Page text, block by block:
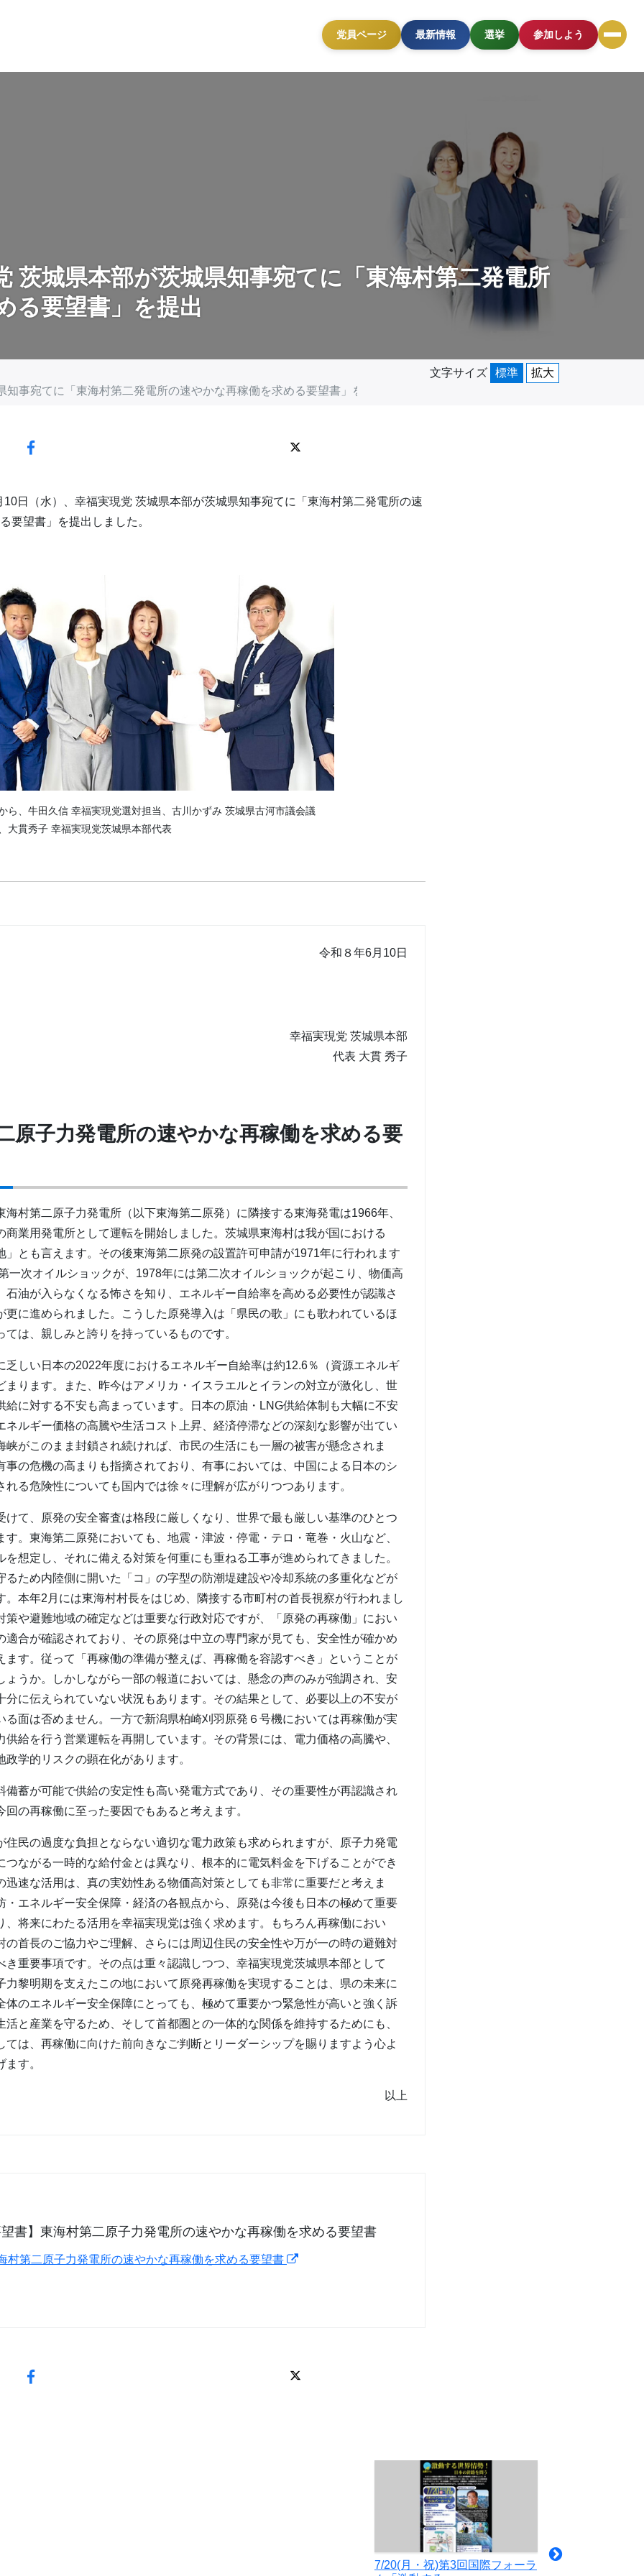
党員ページ 最新情報 選挙 参加しよう
茨城県本部が茨城県知事宛てに「東海村第二発電所
る要望書」を提出
事宛てに「東海村第二発電所の速やかな再稼働を求める要望書」を提出
文字サイズ 標準 拡大
日（水）、幸福実現党 茨城県本部が茨城県知事宛てに「東海村第二発電所の速
要望書」を提出しました。
ら、牛田久信 幸福実現党選対担当、古川かずみ 茨城県古河市議会議
大貫秀子 幸福実現党茨城県本部代表
令和８年6月10日
幸福実現党 茨城県本部
代表 大貫 秀子
原子力発電所の速やかな再稼働を求める要
海村第二原子力発電所（以下東海第二原発）に隣接する東海発電は1966年、
商業用発電所として運転を開始しました。茨城県東海村は我が国における
」とも言えます。その後東海第二原発の設置許可申請が1971年に行われます
一次オイルショックが、1978年には第二次オイルショックが起こり、物価高
石油が入らなくなる怖さを知り、エネルギー自給率を高める必要性が認識さ
更に進められました。こうした原発導入は「県民の歌」にも歌われているほ
ては、親しみと誇りを持っているものです。
乏しい日本の2022年度におけるエネルギー自給率は約12.6％（資源エネルギ
まります。また、昨今はアメリカ・イスラエルとイランの対立が激化し、世
給に対する不安も高まっています。日本の原油・LNG供給体制も大幅に不安
ネルギー価格の高騰や生活コスト上昇、経済停滞などの深刻な影響が出てい
峡がこのまま封鎖され続ければ、市民の生活にも一層の被害が懸念されま
事の危機の高まりも指摘されており、有事においては、中国による日本のシ
れる危険性についても国内では徐々に理解が広がりつつあります。
けて、原発の安全審査は格段に厳しくなり、世界で最も厳しい基準のひとつ
す。東海第二原発においても、地震・津波・停電・テロ・竜巻・火山など、
を想定し、それに備える対策を何重にも重ねる工事が進められてきました。
るため内陸側に開いた「コ」の字型の防潮堤建設や冷却系統の多重化などが
。本年2月には東海村村長をはじめ、隣接する市町村の首長視察が行われまし
策や避難地域の確定などは重要な行政対応ですが、「原発の再稼働」におい
適合が確認されており、その原発は中立の専門家が見ても、安全性が確かめ
ます。従って「再稼働の準備が整えば、再稼働を容認すべき」ということが
ょうか。しかしながら一部の報道においては、懸念の声のみが強調され、安
分に伝えられていない状況もあります。その結果として、必要以上の不安が
る面は否めません。一方で新潟県柏崎刈羽原発６号機においては再稼働が実
供給を行う営業運転を再開しています。その背景には、電力価格の高騰や、
政学的リスクの顕在化があります。
備蓄が可能で供給の安定性も高い発電方式であり、その重要性が再認識され
回の再稼働に至った要因でもあると考えます。
住民の過度な負担とならない適切な電力政策も求められますが、原子力発電
つながる一時的な給付金とは異なり、根本的に電気料金を下げることができ
迅速な活用は、真の実効性ある物価高対策としても非常に重要だと考えま
・エネルギー安全保障・経済の各観点から、原発は今後も日本の極めて重要
、将来にわたる活用を幸福実現党は強く求めます。もちろん再稼働におい
の首長のご協力やご理解、さらには周辺住民の安全性や万が一の時の避難対
き重要事項です。その点は重々認識しつつ、幸福実現党茨城県本部として
力黎明期を支えたこの地において原発再稼働を実現することは、県の未来に
体のエネルギー安全保障にとっても、極めて重要かつ緊急性が高いと強く訴
活と産業を守るため、そして首都圏との一体的な関係を維持するためにも、
ては、再稼働に向けた前向きなご判断とリーダーシップを賜りますよう心よ
す。
以上
書】東海村第二原子力発電所の速やかな再稼働を求める要望書
村第二原子力発電所の速やかな再稼働を求める要望書
7/20(月・祝)第3回国際フォーラ